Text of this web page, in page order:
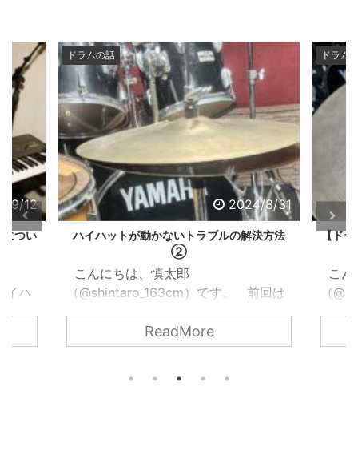
9/12
につい
イハ
はド
ット
ドラムの話
2024/8/31
ハイハットが動かないトラブルの解決方法
②
こんにちは、慎太郎
（@shintaro_163cm）です。 前回は
ハイハットクラッチが原因でハイハッ
トが動かなくなった時のトラブルの解
決方法を紹介しました。 関西ドラマ
ReadMore
ドラム
【ドラ
こん
（
事で